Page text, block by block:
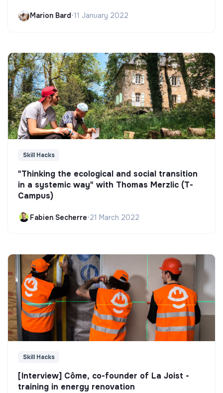
Marion Bard•11 January 2022
Skill Hacks
"Thinking the ecological and social transition
in a systemic way" with Thomas Merzlic (T-
Campus)
Fabien Secherre•21 March 2022
Skill Hacks
[Interview] Côme, co-founder of La Joist -
training in energy renovation